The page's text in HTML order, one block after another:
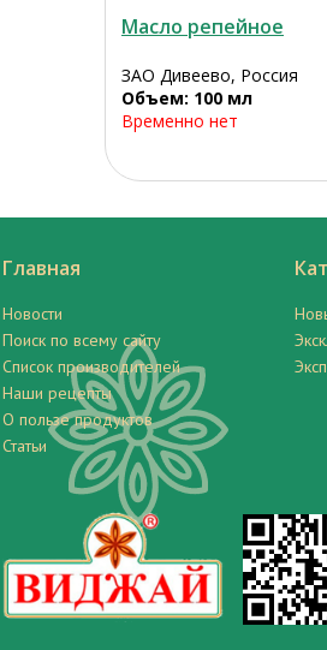
Масло репейное
ЗАО Дивеево, Россия
Объем: 100 мл
Временно нет
Главная
Новости
Поиск по всему сайту
Список производителей
Наши рецепты
О пользе продуктов
Статьи